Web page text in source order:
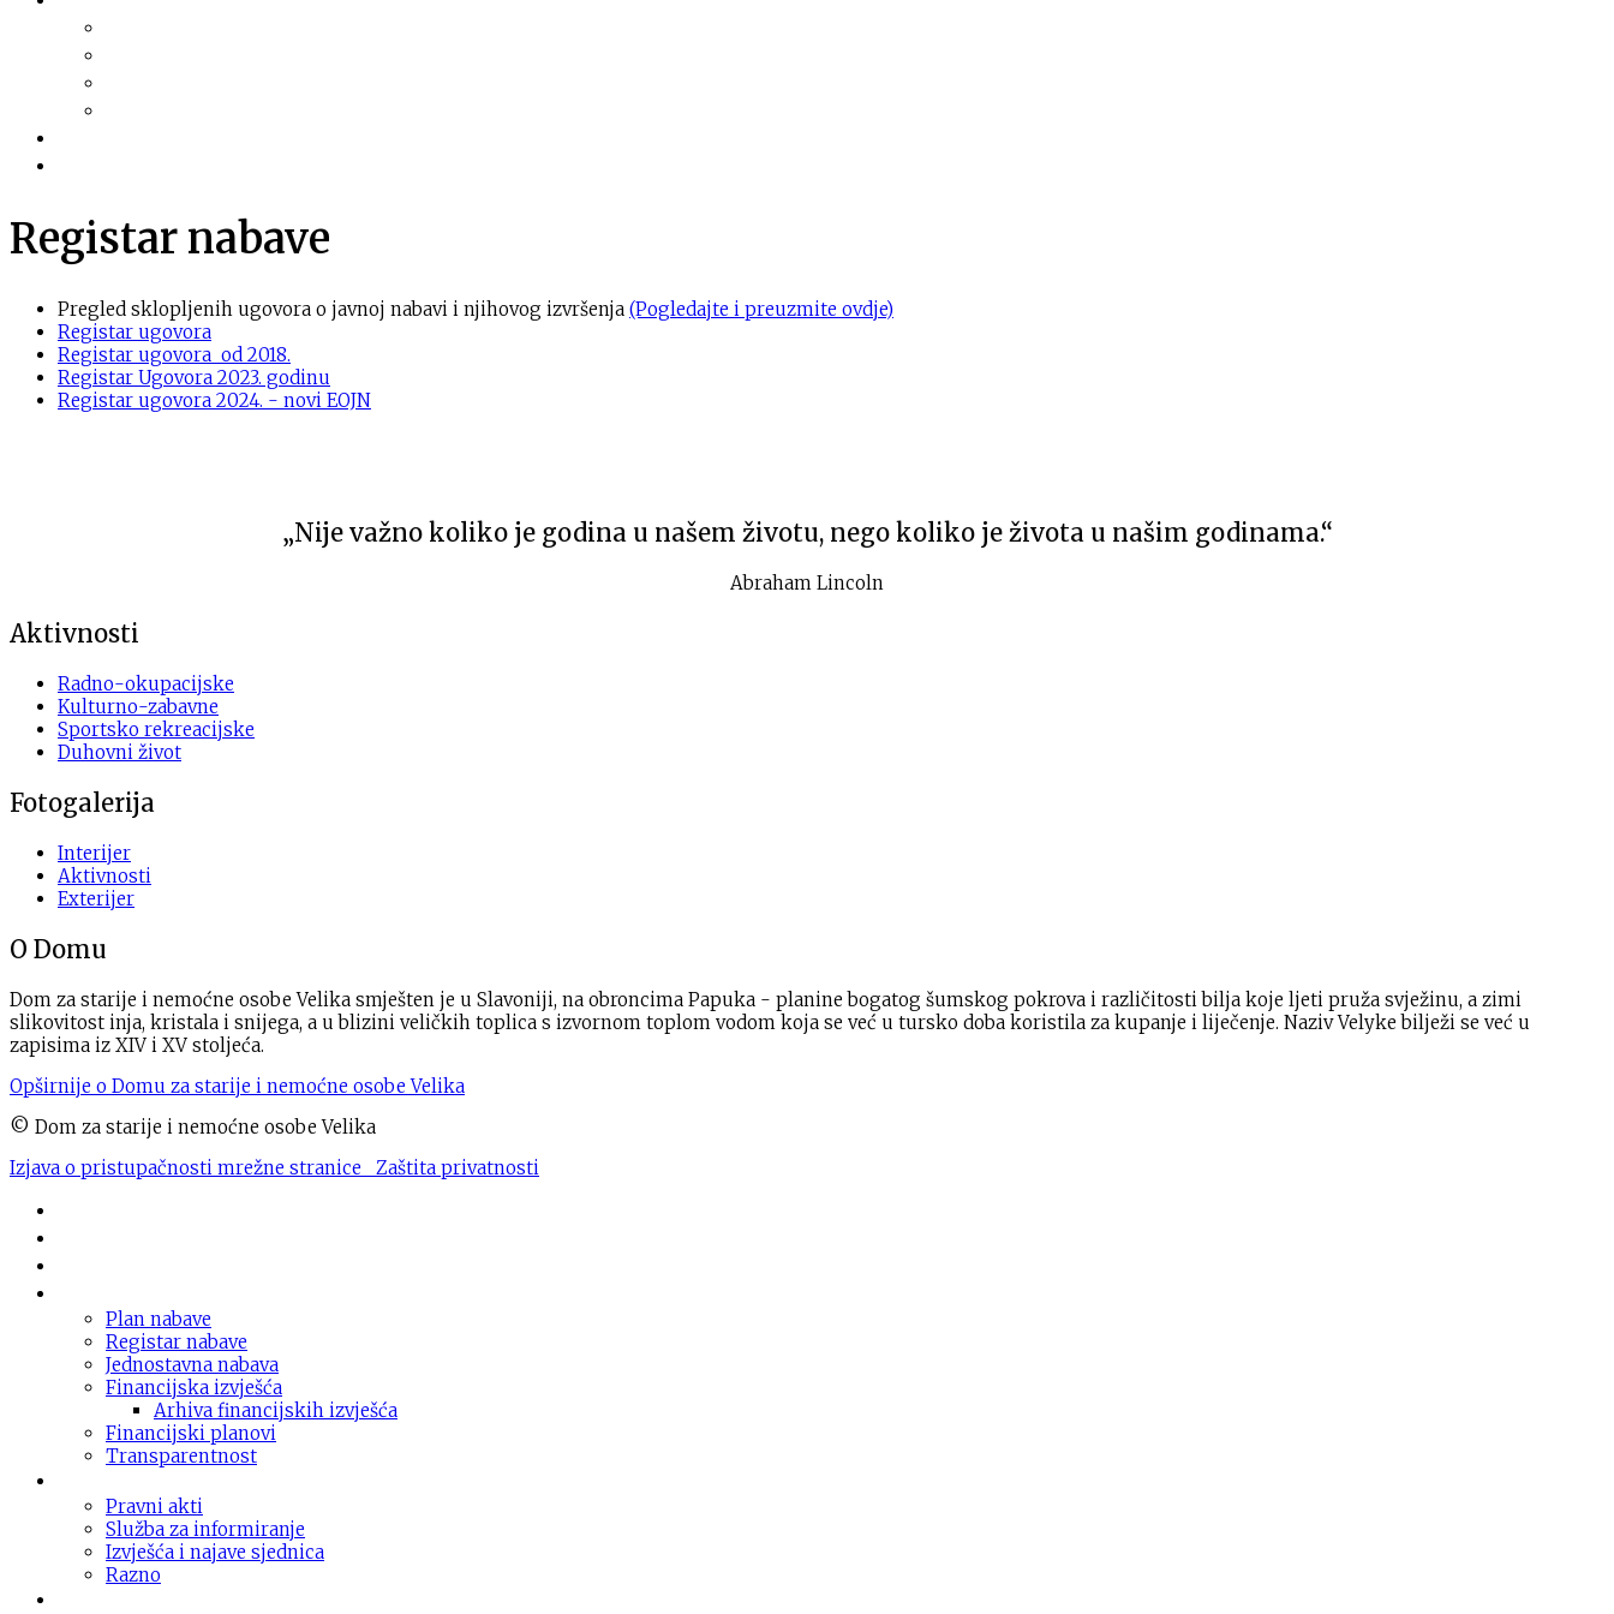
Registar nabave
Pregled sklopljenih ugovora o javnoj nabavi i njihovog izvršenja (Pogledajte i preuzmite ovdje)
Registar ugovora
Registar ugovora od 2018.
Registar Ugovora 2023. godinu
Registar ugovora 2024. - novi EOJN
„Nije važno koliko je godina u našem životu, nego koliko je života u našim godinama.“
Abraham Lincoln
Aktivnosti
Radno-okupacijske
Kulturno-zabavne
Sportsko rekreacijske
Duhovni život
Fotogalerija
Interijer
Aktivnosti
Exterijer
O Domu
Dom za starije i nemoćne osobe Velika smješten je u Slavoniji, na obroncima Papuka - planine bogatog šumskog pokrova i različitosti bilja koje ljeti pruža svježinu, a zimi
slikovitost inja, kristala i snijega, a u blizini veličkih toplica s izvornom toplom vodom koja se već u tursko doba koristila za kupanje i liječenje. Naziv Velyke bilježi se već u
zapisima iz XIV i XV stoljeća.
Opširnije o Domu za starije i nemoćne osobe Velika
© Dom za starije i nemoćne osobe Velika
Izjava o pristupačnosti mrežne stranice Zaštita privatnosti
Plan nabave
Registar nabave
Jednostavna nabava
Financijska izvješća
Arhiva financijskih izvješća
Financijski planovi
Transparentnost
Pravni akti
Služba za informiranje
Izvješća i najave sjednica
Razno